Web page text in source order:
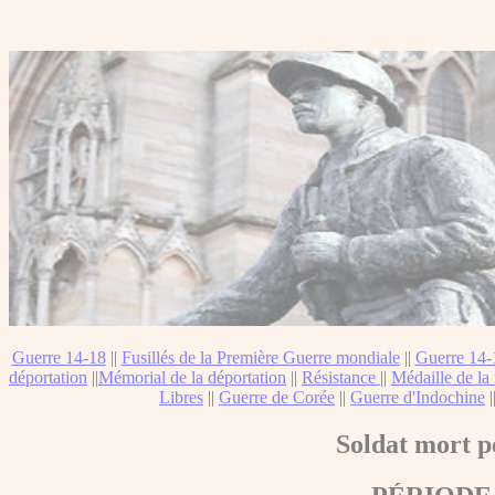
Guerre 14-18|| Fusillés de la Première Guerre mondiale|| Guerre
déportation ||Mémorial de la déportation || Résistance || Médaille de la
Libres || Guerre de Corée || Guerre d'Indochine
Soldat mort